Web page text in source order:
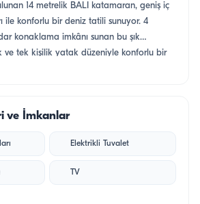
14 metrelik BALI katamaran, geniş iç
ile konforlu bir deniz tatili sunuyor. 4
konaklama imkânı sunan bu şık
ve tek kişilik yatak düzeniyle konforlu bir
WiFi, müzik sistemi, klima ve güneşlenme
tatilin tadını çıkarmak için bu
ve İmkanlar
Elektrikli Tuvalet
TV